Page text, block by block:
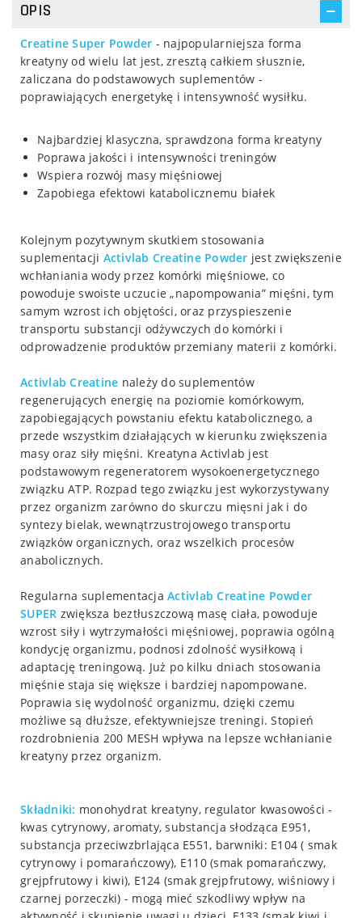
OPIS
Creatine Super Powder - najpopularniejsza forma
kreatyny od wielu lat jest, zresztą całkiem słusznie,
zaliczana do podstawowych suplementów -
poprawiających energetykę i intensywność wysiłku.
Najbardziej klasyczna, sprawdzona forma kreatyny
Poprawa jakości i intensywności treningów
Wspiera rozwój masy mięśniowej
Zapobiega efektowi katabolicznemu białek
Kolejnym pozytywnym skutkiem stosowania
suplementacji Activlab Creatine Powder jest zwiększenie
wchłaniania wody przez komórki mięśniowe, co
powoduje swoiste uczucie „napompowania” mięśni, tym
samym wzrost ich objętości, oraz przyspieszenie
transportu substancji odżywczych do komórki i
odprowadzenie produktów przemiany materii z komórki.
Activlab Creatine należy do suplementów
regenerujących energię na poziomie komórkowym,
zapobiegających powstaniu efektu katabolicznego, a
przede wszystkim działających w kierunku zwiększenia
masy oraz siły mięśni. Kreatyna Activlab jest
podstawowym regeneratorem wysokoenergetycznego
związku ATP. Rozpad tego związku jest wykorzystywany
przez organizm zarówno do skurczu mięsni jak i do
syntezy bielak, wewnątrzustrojowego transportu
związków organicznych, oraz wszelkich procesów
anabolicznych.
Regularna suplementacja Activlab Creatine Powder
SUPER zwiększa beztłuszczową masę ciała, powoduje
wzrost siły i wytrzymałości mięśniowej, poprawia ogólną
kondycję organizmu, podnosi zdolność wysiłkową i
adaptację treningową. Już po kilku dniach stosowania
mięśnie staja się większe i bardziej napompowane.
Poprawia się wydolność organizmu, dzięki czemu
możliwe są dłuższe, efektywniejsze treningi. Stopień
rozdrobnienia 200 MESH wpływa na lepsze wchłanianie
kreatyny przez organizm.
Składniki: monohydrat kreatyny, regulator kwasowości -
kwas cytrynowy, aromaty, substancja słodząca E951,
substancja przeciwzbrlająca E551, barwniki: E104 ( smak
cytrynowy i pomarańczowy), E110 (smak pomarańczwy,
grejpfrutowy i kiwi), E124 (smak grejpfrutowy, wiśniowy i
czarnej porzeczki) - mogą mieć szkodliwy wpływ na